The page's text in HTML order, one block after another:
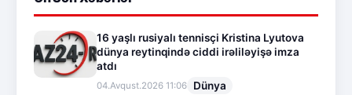
16 yaşlı rusiyalı tennisçi Kristina Lyutova
dünya reytinqində ciddi irəliləyişə imza
atdı
04.Avqust.2026 11:06 Dünya